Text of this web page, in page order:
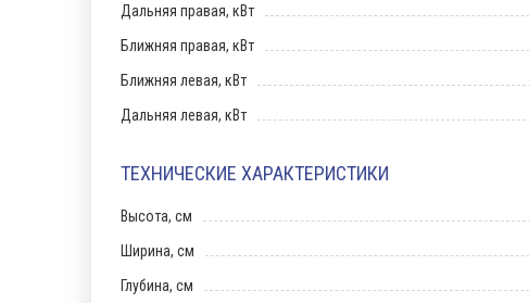
Дальняя правая, кВт
Ближняя правая, кВт
Ближняя левая, кВт
Дальняя левая, кВт
ТЕХНИЧЕСКИЕ ХАРАКТЕРИСТИКИ
Высота, см
Ширина, см
Глубина, см